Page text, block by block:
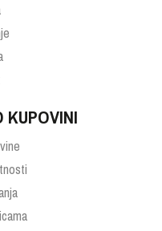
KUPOVINI